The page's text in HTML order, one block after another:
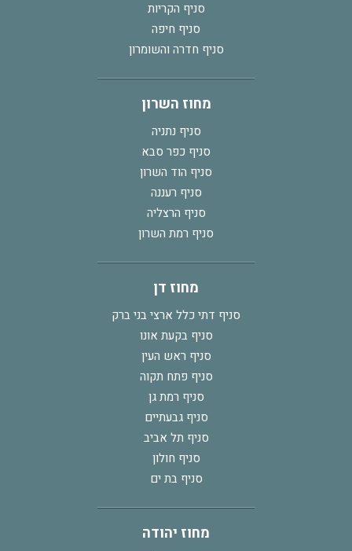
סניף הקריות
סניף חיפה
סניף חדרה והשומרון
מחוז השרון
סניף נתניה
סניף כפר סבא
סניף הוד השרון
סניף רעננה
סניף הרצליה
סניף רמת השרון
מחוז דן
סניף דתי כלל ארצי בני ברק
סניף בקעת אונו
סניף ראש העין
סניף פתח תקוה
סניף רמת גן
סניף גבעתיים
סניף תל אביב
סניף חולון
סניף בת ים
מחוז יהודה